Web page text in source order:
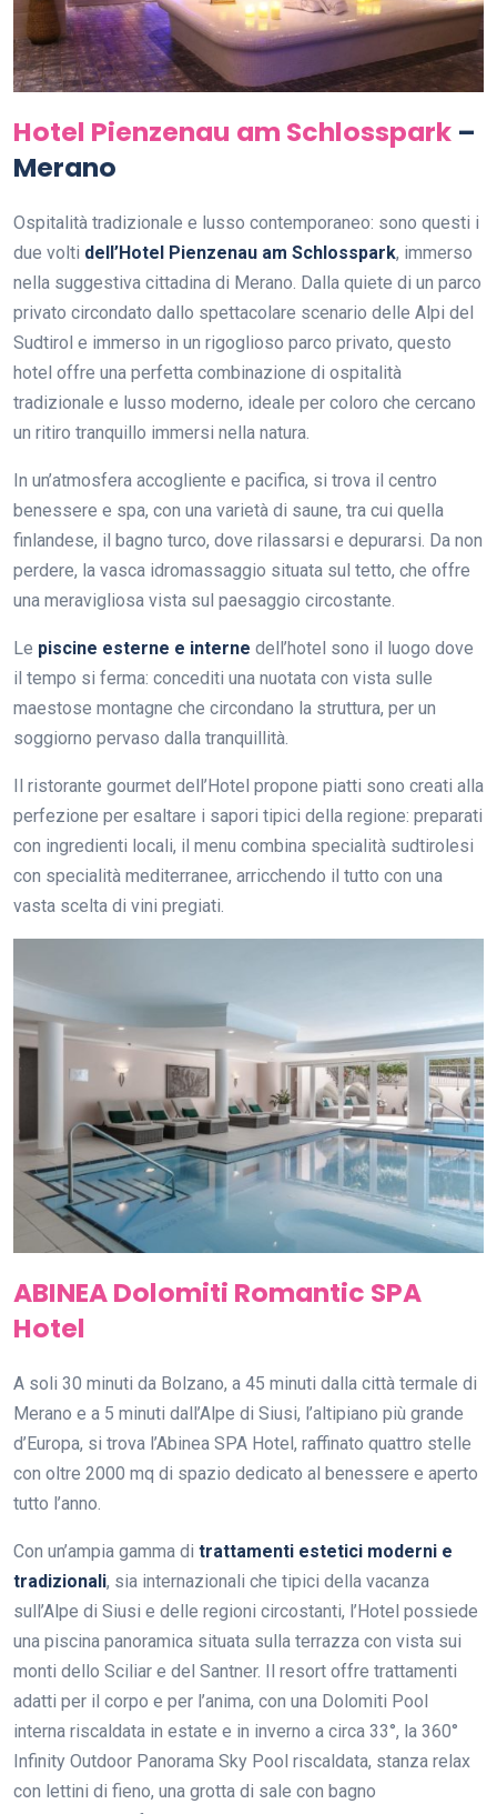
Hotel Pienzenau am Schlosspark –
Merano
Ospitalità tradizionale e lusso contemporaneo: sono questi i
due volti dell’Hotel Pienzenau am Schlosspark, immerso
nella suggestiva cittadina di Merano. Dalla quiete di un parco
privato circondato dallo spettacolare scenario delle Alpi del
Sudtirol e immerso in un rigoglioso parco privato, questo
hotel offre una perfetta combinazione di ospitalità
tradizionale e lusso moderno, ideale per coloro che cercano
un ritiro tranquillo immersi nella natura.
In un’atmosfera accogliente e pacifica, si trova il centro
benessere e spa, con una varietà di saune, tra cui quella
finlandese, il bagno turco, dove rilassarsi e depurarsi. Da non
perdere, la vasca idromassaggio situata sul tetto, che offre
una meravigliosa vista sul paesaggio circostante.
Le piscine esterne e interne dell’hotel sono il luogo dove
il tempo si ferma: concediti una nuotata con vista sulle
maestose montagne che circondano la struttura, per un
soggiorno pervaso dalla tranquillità.
Il ristorante gourmet dell’Hotel propone piatti sono creati alla
perfezione per esaltare i sapori tipici della regione: preparati
con ingredienti locali, il menu combina specialità sudtirolesi
con specialità mediterranee, arricchendo il tutto con una
vasta scelta di vini pregiati.
ABINEA Dolomiti Romantic SPA
Hotel
A soli 30 minuti da Bolzano, a 45 minuti dalla città termale di
Merano e a 5 minuti dall’Alpe di Siusi, l’altipiano più grande
d’Europa, si trova l’Abinea SPA Hotel, raffinato quattro stelle
con oltre 2000 mq di spazio dedicato al benessere e aperto
tutto l’anno.
Con un’ampia gamma di trattamenti estetici moderni e
tradizionali, sia internazionali che tipici della vacanza
sull’Alpe di Siusi e delle regioni circostanti, l’Hotel possiede
una piscina panoramica situata sulla terrazza con vista sui
monti dello Sciliar e del Santner. Il resort offre trattamenti
adatti per il corpo e per l’anima, con una Dolomiti Pool
interna riscaldata in estate e in inverno a circa 33°, la 360°
Infinity Outdoor Panorama Sky Pool riscaldata, stanza relax
con lettini di fieno, una grotta di sale con bagno